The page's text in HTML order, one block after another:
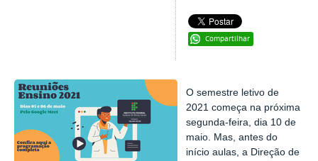
Compartilhar
O semestre letivo de
2021 começa na próxima
segunda-feira, dia 10 de
maio. Mas, antes do
início aulas, a Direção de